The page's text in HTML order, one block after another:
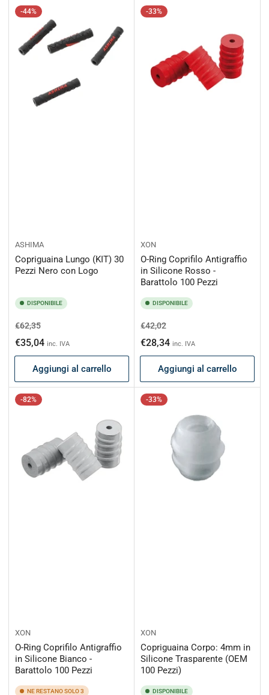
-44%
ASHIMA
Copriguaina Lungo (KIT) 30
Pezzi Nero con Logo
DISPONIBILE
Prezzo
di
listino
€62,35Prezzo
scontato
€35,04 inc. IVA
Aggiungi al carrello
-33%
XON
O-Ring Coprifilo Antigraffio
in Silicone Rosso -
Barattolo 100 Pezzi
DISPONIBILE
Prezzo
di
listino
€42,02Prezzo
scontato
€28,34 inc. IVA
Aggiungi al carrello
-82%
XON
O-Ring Coprifilo Antigraffio
in Silicone Bianco -
Barattolo 100 Pezzi
NE RESTANO SOLO 3
-33%
XON
Copriguaina Corpo: 4mm in
Silicone Trasparente (OEM
100 Pezzi)
DISPONIBILE